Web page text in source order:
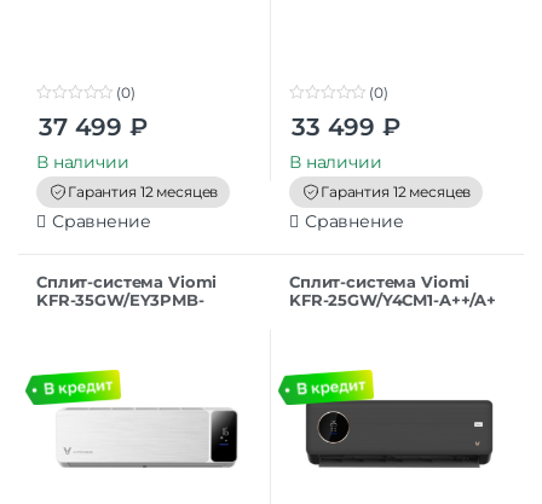
o
t
o
f
5
(0)
37 499 ₽
В наличии
Гарантия 12 месяцев
Сравнение
o
t
o
f
5
(0)
33 499 ₽
В наличии
Гарантия 12 месяцев
Сравнение
Сплит-система Viomi
KFR-35GW/EY3PMB-
Сплит-система Viomi
KFR-25GW/Y4CM1-A++/A+